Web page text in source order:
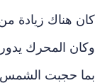
كان هناك زيادة
وكان المحرك يدور
بما حجبت الشمس